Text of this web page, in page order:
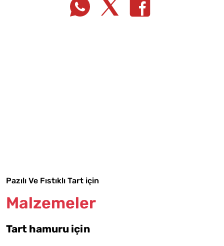
Pazılı Ve Fıstıklı Tart için
Malzemeler
Tart hamuru için